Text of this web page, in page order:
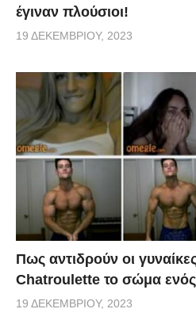
έγιναν πλούσιοι!
19 ΔΕΚΕΜΒΡΊΟΥ, 2023
Πως αντιδρούν οι
Chatroulette το σώμα ενός
19 ΔΕΚΕΜΒΡΊΟΥ, 2023